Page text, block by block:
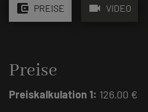
account_balance_wallet PREISE videocam VIDEO
Preise
Preiskalkulation 1: 126.00 €